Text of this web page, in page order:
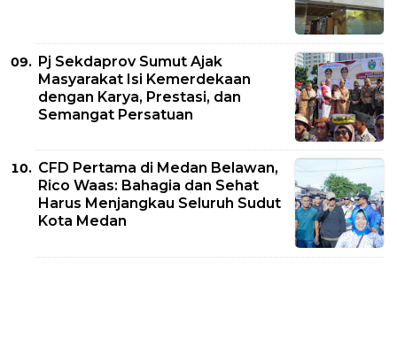
Pj Sekdaprov Sumut Ajak
Masyarakat Isi Kemerdekaan
dengan Karya, Prestasi, dan
Semangat Persatuan
CFD Pertama di Medan Belawan,
Rico Waas: Bahagia dan Sehat
Harus Menjangkau Seluruh Sudut
Kota Medan